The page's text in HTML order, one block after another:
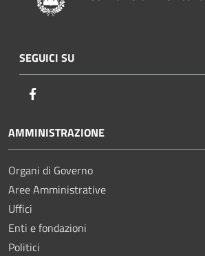
SEGUICI SU
AMMINISTRAZIONE
Organi di Governo
Aree Amministrative
Uffici
Enti e fondazioni
Politici